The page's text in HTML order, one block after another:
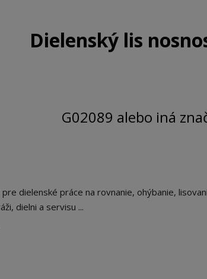
Dielenský lis
G02089 alebo iná
dielenské práce na rovnanie, ohýbanie,
dielni a servisu ...